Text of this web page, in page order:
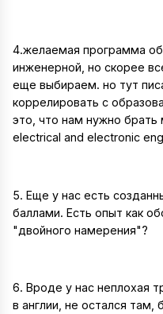
4.желаемая программа
инженерной, но скорее
еще выбираем. но тут
коррелировать с
это, что нам нужно брать
electrical and electronic
5. Еще у нас есть
баллами. Есть опыт как
"двойного намерения"?
6. Вроде у нас неплохая
в англии, не остался